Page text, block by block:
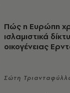
Πώς η Ευρώπη
ισλαμιστικά
οικογένειας
Σώτη